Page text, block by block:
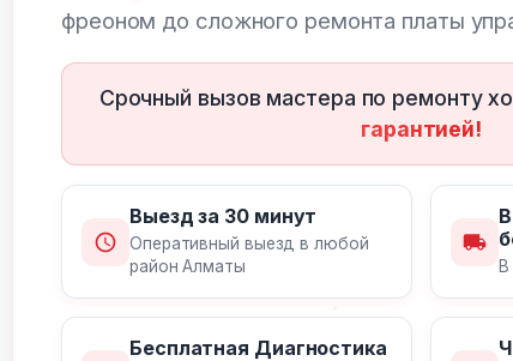
фреоном до сложного ремонта платы
Срочный вызов мастера по ремонту
гарантией!
Выезд за 30 минут
Оперативный выезд в любой
район Алматы
Бесплатная Диагностика